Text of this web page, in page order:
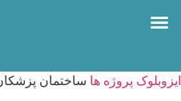
ایزوبلوک پروژه ها ساختمان